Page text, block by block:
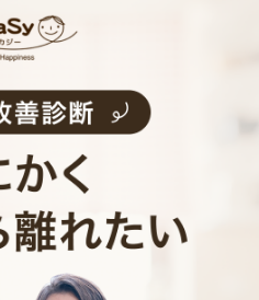
も楽しめる』というのがと
通して、子どもの成長や今
るかもしれません。これま
い！」に向き合っていなか
家族で話し合ってみてはい